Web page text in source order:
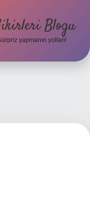
Blogu
yapmanın yolları!